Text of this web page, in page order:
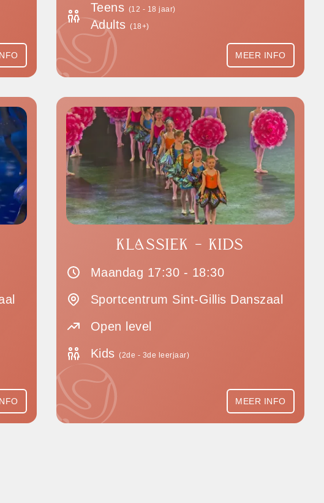
Teens (12 - 18 jaar)
Adults(18+)
MEER INFO
KLASSIEK - KIDS
Maandag 17:30 - 18:30
Sportcentrum Sint-Gillis Danszaal
Open level
Kids(2de - 3de leerjaar)
MEER INFO